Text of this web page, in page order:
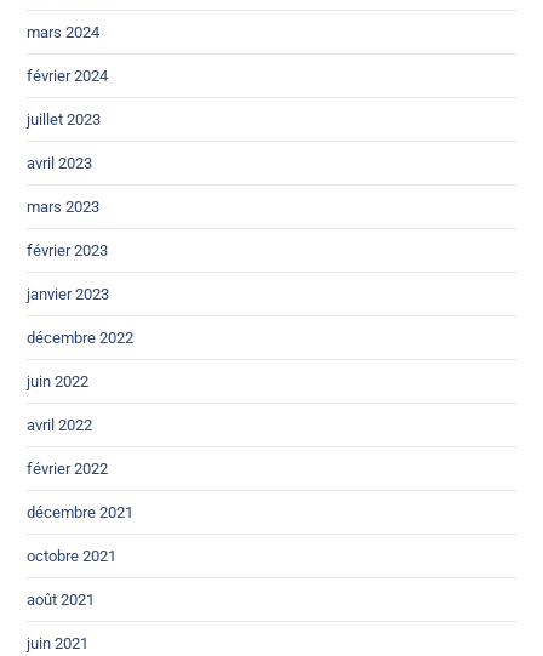
mars 2024
février 2024
juillet 2023
avril 2023
mars 2023
février 2023
janvier 2023
décembre 2022
juin 2022
avril 2022
février 2022
décembre 2021
octobre 2021
août 2021
juin 2021